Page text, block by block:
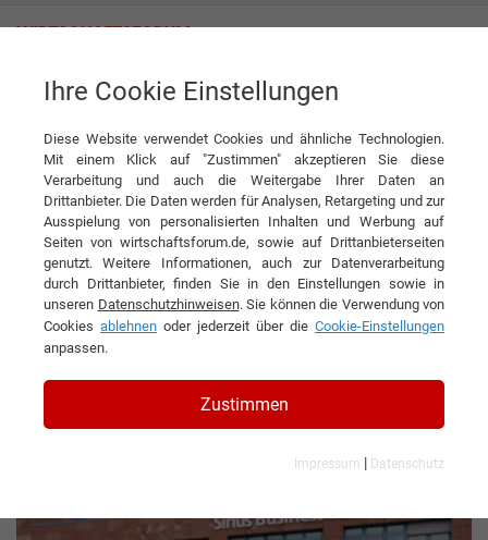
Sirius Facilities GmbH
Interview Sirius Facilities GmbH
DIESEN ARTIKEL EMPFEHLEN
Moderne Gewerbeimmobilien
gesamtheitlich denken
Geschäftsführer der Sirius Facilities
GmbH
Ihre Cookie Einstellungen
Diese Website verwendet Cookies und ähnliche Technologien.
Mit einem Klick auf "Zustimmen" akzeptieren Sie diese
Verarbeitung und auch die Weitergabe Ihrer Daten an
Drittanbieter. Die Daten werden für Analysen, Retargeting und zur
Ausspielung von personalisierten Inhalten und Werbung auf
Seiten von wirtschaftsforum.de, sowie auf Drittanbieterseiten
genutzt. Weitere Informationen, auch zur Datenverarbeitung
durch Drittanbieter, finden Sie in den Einstellungen sowie in
unseren Datenschutzhinweisen. Sie können die Verwendung von
Cookies ablehnen oder jederzeit über die Cookie-Einstellungen
anpassen.
Zustimmen
Impressum | Datenschutz